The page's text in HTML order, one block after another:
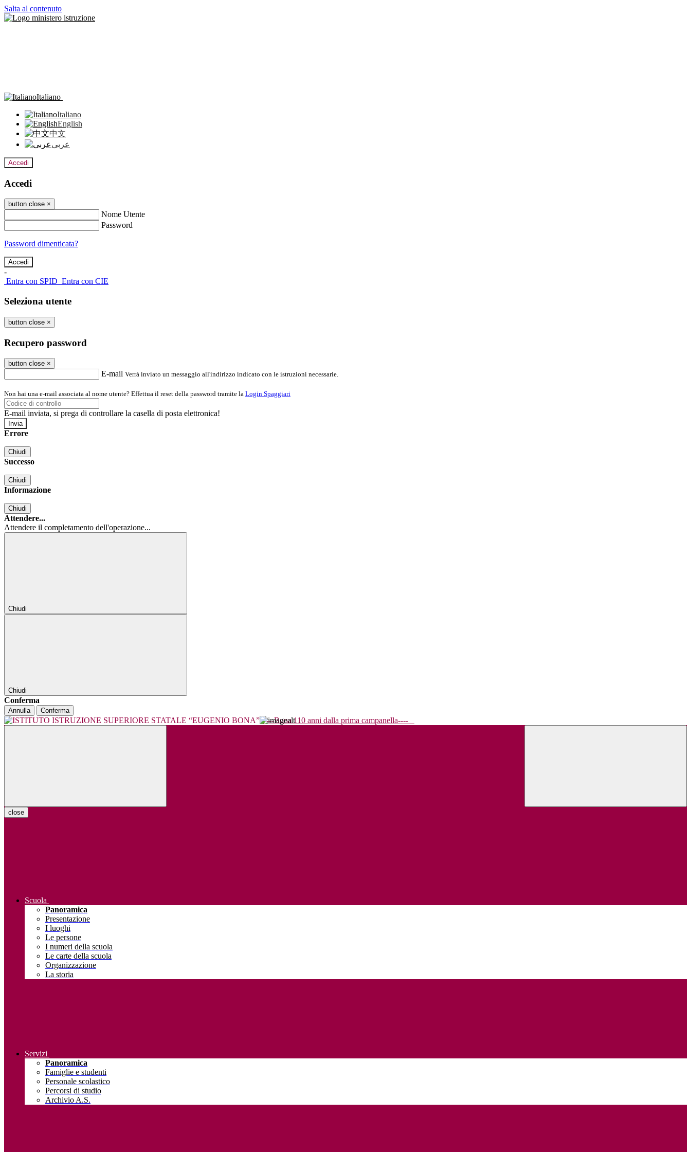
Salta al contenuto
Italiano
Italiano
English
中文
عربى
Accedi
Accedi
button close ×
Nome Utente
Password
Password dimenticata?
-
Entra con SPID Entra con CIE
Seleziona utente
button close ×
Recupero password
button close ×
E-mail Verrà inviato un messaggio all'indirizzo indicato con le istruzioni necessarie.
Non hai una e-mail associata al nome utente? Effettua il reset della password tramite la Login Spaggiari
E-mail inviata, si prega di controllare la casella di posta elettronica!
Errore
Chiudi
Successo
Chiudi
Informazione
Chiudi
Attendere...
Attendere il completamento dell'operazione...
Chiudi
Chiudi
Conferma
Annulla Conferma
----Bona 110 anni dalla prima campanella----
close
Scuola
Panoramica
Presentazione
I luoghi
Le persone
I numeri della scuola
Le carte della scuola
Organizzazione
La storia
Servizi
Panoramica
Famiglie e studenti
Personale scolastico
Percorsi di studio
Archivio A.S.